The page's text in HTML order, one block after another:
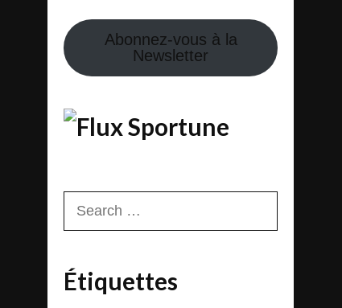
Abonnez-vous à la
Newsletter
Sportune
Search
for:
Étiquettes